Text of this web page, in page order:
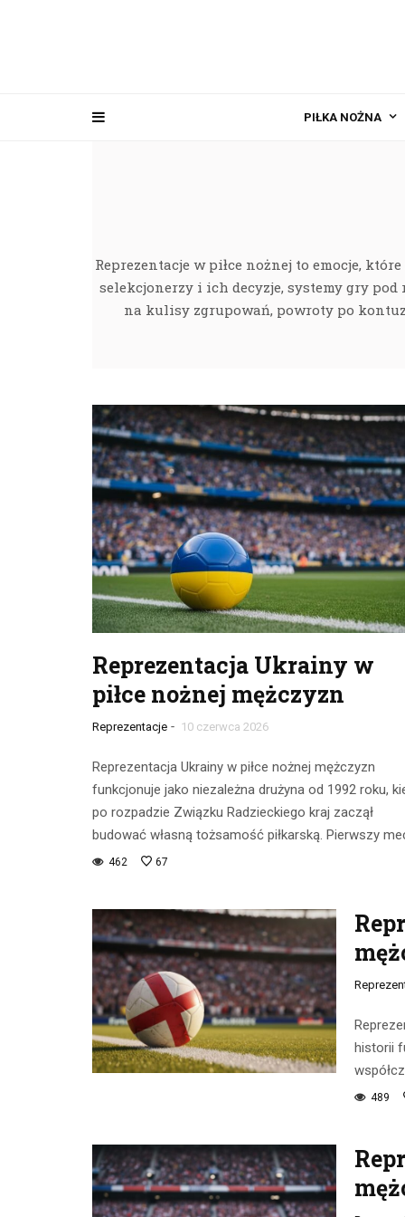
PIŁKA NOŻNA
Reprezentacje w piłce nożnej to emocje,
selekcjonerzy i ich decyzje, systemy gry
na kulisy zgrupowań, powroty po
Reprezentacja Ukrainy w
piłce nożnej mężczyzn
Reprezentacje - 10 czerwca 2026
Reprezentacja Ukrainy w piłce nożnej mężczyzn
funkcjonuje jako niezależna drużyna od 1992 roku,
po rozpadzie Związku Radzieckiego kraj zaczął
budować własną tożsamość piłkarską. Pierwszy
462 67
historii
489